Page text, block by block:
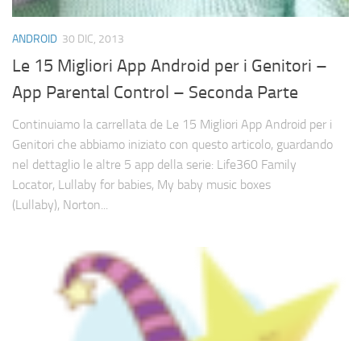
ANDROID 30 DIC, 2013
Le 15 Migliori App Android per i Genitori –
App Parental Control – Seconda Parte
Continuiamo la carrellata de Le 15 Migliori App Android per i
Genitori che abbiamo iniziato con questo articolo, guardando
nel dettaglio le altre 5 app della serie: Life360 Family
Locator, Lullaby for babies, My baby music boxes
(Lullaby), Norton...